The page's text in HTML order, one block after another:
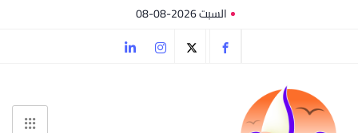
السبت 2026-08-08